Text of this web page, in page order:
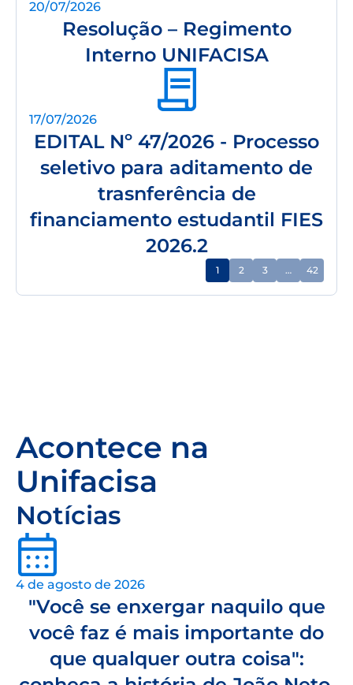
20/07/2026
Resolução – Regimento
Interno UNIFACISA
17/07/2026
EDITAL Nº 47/2026 - Processo
seletivo para aditamento de
trasnferência de
financiamento estudantil FIES
2026.2
1 2 3 … 42
Acontece na
Unifacisa
Notícias
4 de agosto de 2026
"Você se enxergar naquilo que
você faz é mais importante do
que qualquer outra coisa":